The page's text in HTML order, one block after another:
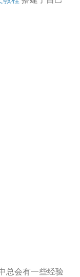
总会有一些经验